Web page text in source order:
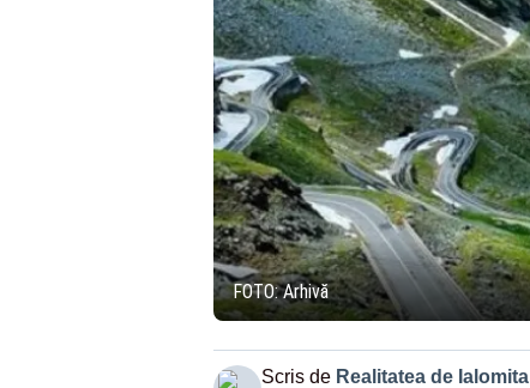
FOTO: Arhivă
Scris de Realitatea de Ialomita